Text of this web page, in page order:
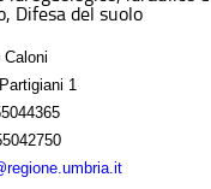
Difesa del suolo
Caloni
1